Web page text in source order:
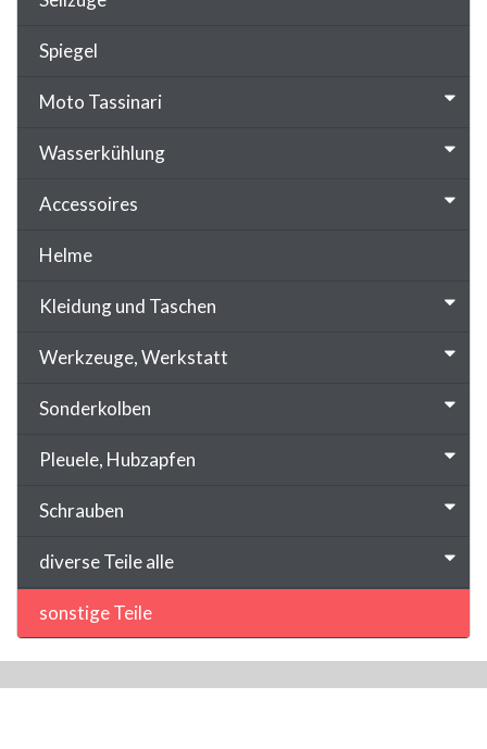
Spiegel
Moto Tassinari
Wasserkühlung
Accessoires
Helme
Kleidung und Taschen
Werkzeuge, Werkstatt
Sonderkolben
Pleuele, Hubzapfen
Schrauben
diverse Teile alle
sonstige Teile